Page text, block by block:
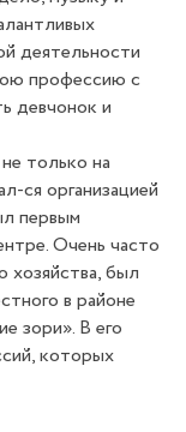
деятельности
профессию с
девчонок и
только на
ся организацией
первым
Очень часто
хозяйства, был
в районе
зори». В его
которых